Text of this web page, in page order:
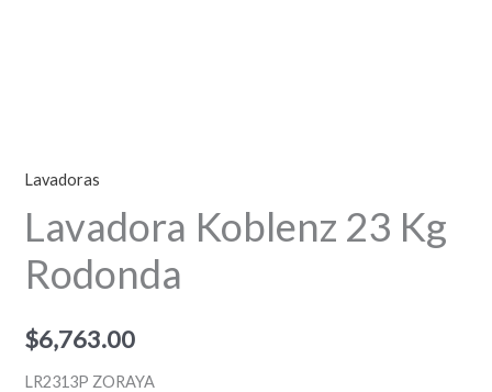
Lavadoras
Lavadora Koblenz 23 Kg
Rodonda
$6,763.00
LR2313P ZORAYA